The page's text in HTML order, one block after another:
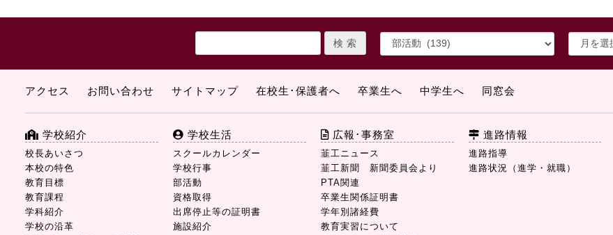
アクセス お問い合わせ サイトマップ 在校生･保護者へ 卒業生へ 中学生へ 同窓会
学校紹介
校長あいさつ
本校の特色
教育目標
教育課程
学科紹介
学校の沿革
学校生活
スクールカレンダー
学校行事
部活動
資格取得
出席停止等の証明書
施設紹介
広報･事務室
韮工ニュース
韮工新聞 新聞委員会より
PTA関連
卒業生関係証明書
学年別諸経費
教育実習について
進路情報
進路指導
進路状況（進学・就職）